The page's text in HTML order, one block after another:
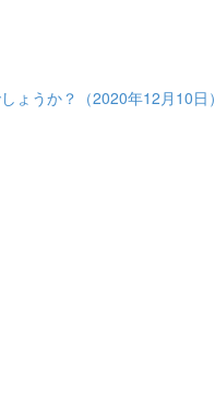
ょうか？（2020年12月10日）